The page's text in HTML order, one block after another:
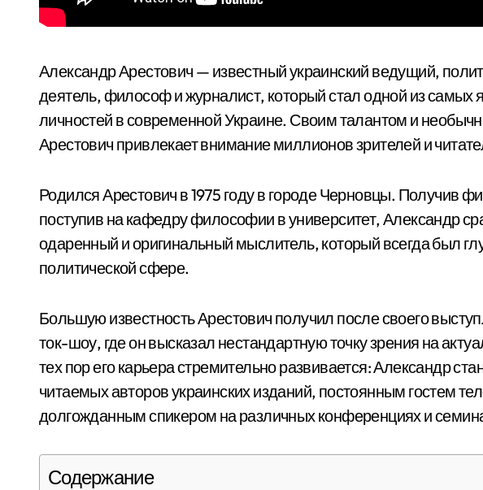
Александр Арестович — известный украинский ведущий,
деятель, философ и журналист, который стал одной из самых
личностей в современной Украине. Своим талантом и
Арестович привлекает внимание миллионов зрителей и
Родился Арестович в 1975 году в городе Черновцы. Получив
поступив на кафедру философии в университет, Александр
одаренный и оригинальный мыслитель, который всегда был
политической сфере.
Большую известность Арестович получил после своего
ток-шоу, где он высказал нестандартную точку зрения на
тех пор его карьера стремительно развивается: Александр
читаемых авторов украинских изданий, постоянным гостем
долгожданным спикером на различных конференциях и
Содержание